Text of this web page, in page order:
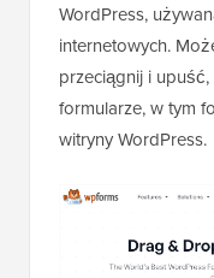
WordPress,
internetowych.
przeciągnij i
formularze, w tym
witryny WordPress.